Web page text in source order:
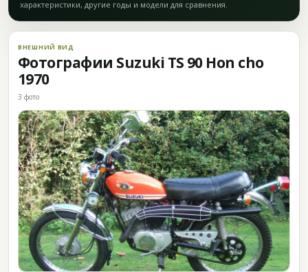
характеристики, другие годы и модели для сравнения.
ВНЕШНИЙ ВИД
Фотографии Suzuki TS 90 Hon cho
1970
3 фото